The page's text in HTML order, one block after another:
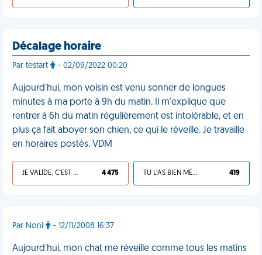
Décalage horaire
Par testart - 02/09/2022 00:20
Aujourd'hui, mon voisin est venu sonner de longues
minutes à ma porte à 9h du matin. Il m'explique que
rentrer à 6h du matin régulièrement est intolérable, et en
plus ça fait aboyer son chien, ce qui le réveille. Je travaille
en horaires postés. VDM
JE VALIDE, C'EST UNE VDM 4 475 TU L'AS BIEN MÉRITÉ 419
Par Noni - 12/11/2008 16:37
Aujourd'hui, mon chat me réveille comme tous les matins